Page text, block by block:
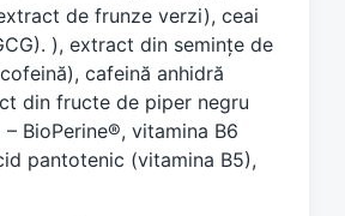
de frunze verzi), ceai
), extract din semințe de
cafeină anhidră
din fructe de piper negru
BioPerine®, vitamina B6
pantotenic (vitamina B5),